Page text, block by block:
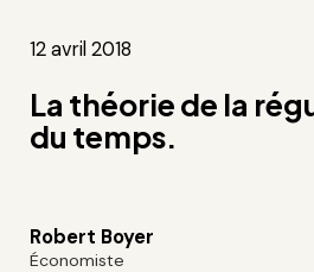
12 avril 2018
La théorie de la
du temps.
Robert Boyer
Économiste